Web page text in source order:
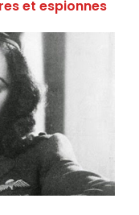
et espionnes